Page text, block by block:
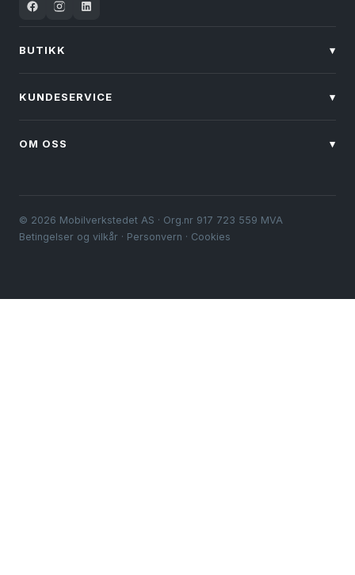
BUTIKK ▾
KUNDESERVICE ▾
OM OSS ▾
© 2026 Mobilverkstedet AS · Org.nr 917 723 559 MVA
Betingelser og vilkår · Personvern · Cookies